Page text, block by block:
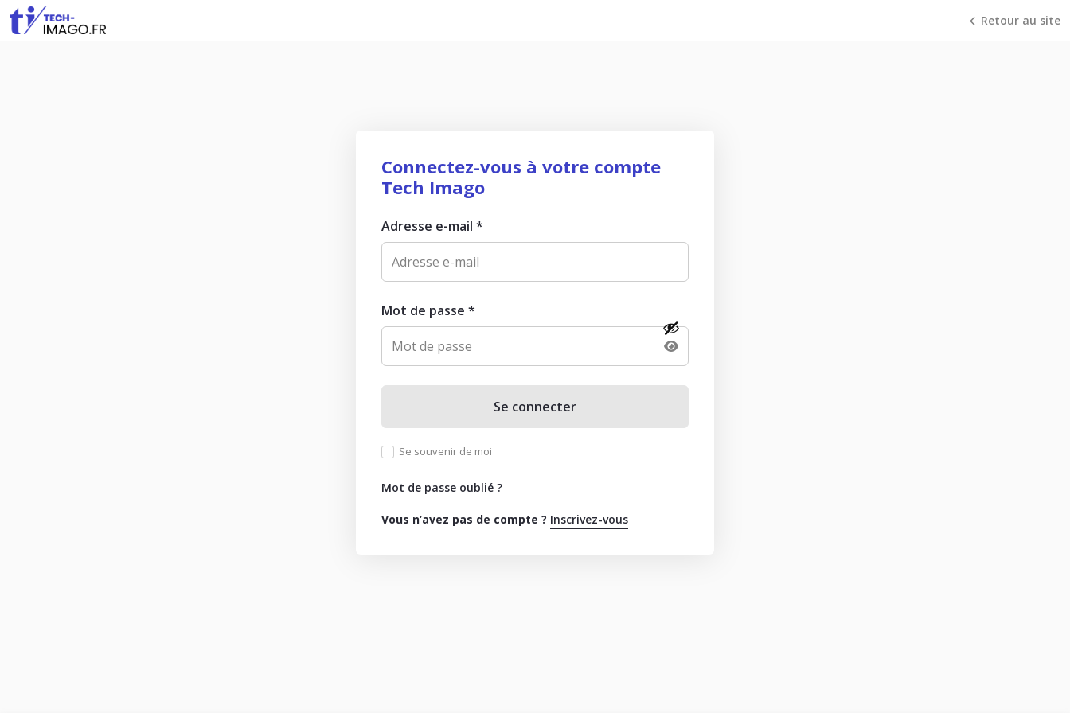
Retour au site
Connectez-vous à votre compte
Tech Imago
Adresse e-mail *
Mot de passe *
Se connecter
Se souvenir de moi
Mot de passe oublié ?
Vous n’avez pas de compte ? Inscrivez-vous